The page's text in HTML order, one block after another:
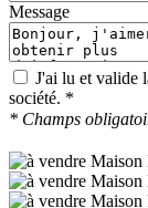
Message
J'ai lu et valide
société. *
* Champs